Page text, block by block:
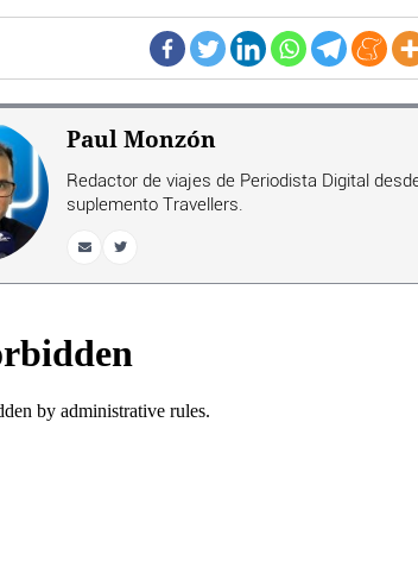
Paul Monzón
Redactor de viajes de Periodista Digital
suplemento Travellers.